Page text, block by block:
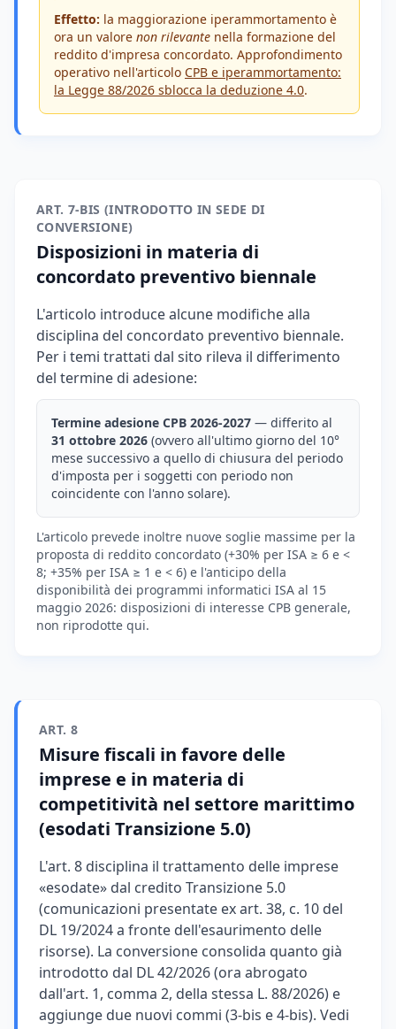
Effetto: la maggiorazione iperammortamento è
ora un valore non rilevante nella formazione del
reddito d'impresa concordato. Approfondimento
operativo nell'articolo CPB e iperammortamento:
la Legge 88/2026 sblocca la deduzione 4.0.
ART. 7-BIS (INTRODOTTO IN SEDE DI
CONVERSIONE)
Disposizioni in materia di
concordato preventivo biennale
L'articolo introduce alcune modifiche alla
disciplina del concordato preventivo biennale.
Per i temi trattati dal sito rileva il differimento
del termine di adesione:
Termine adesione CPB 2026-2027 — differito al
31 ottobre 2026 (ovvero all'ultimo giorno del 10°
mese successivo a quello di chiusura del periodo
d'imposta per i soggetti con periodo non
coincidente con l'anno solare).
L'articolo prevede inoltre nuove soglie massime per la
proposta di reddito concordato (+30% per ISA ≥ 6 e <
8; +35% per ISA ≥ 1 e < 6) e l'anticipo della
disponibilità dei programmi informatici ISA al 15
maggio 2026: disposizioni di interesse CPB generale,
non riprodotte qui.
ART. 8
Misure fiscali in favore delle
imprese e in materia di
competitività nel settore marittimo
(esodati Transizione 5.0)
L'art. 8 disciplina il trattamento delle imprese
«esodate» dal credito Transizione 5.0
(comunicazioni presentate ex art. 38, c. 10 del
DL 19/2024 a fronte dell'esaurimento delle
risorse). La conversione consolida quanto già
introdotto dal DL 42/2026 (ora abrogato
dall'art. 1, comma 2, della stessa L. 88/2026) e
aggiunge due nuovi commi (3-bis e 4-bis). Vedi